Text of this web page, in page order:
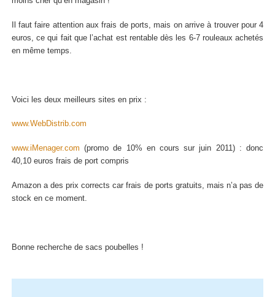
Il faut faire attention aux frais de ports, mais on arrive à trouver pour 4
euros, ce qui fait que l’achat est rentable dès les 6-7 rouleaux achetés
en même temps.
Voici les deux meilleurs sites en prix :
www.WebDistrib.com
www.iMenager.com (promo de 10% en cours sur juin 2011) : donc
40,10 euros frais de port compris
Amazon a des prix corrects car frais de ports gratuits, mais n’a pas de
stock en ce moment.
Bonne recherche de sacs poubelles !